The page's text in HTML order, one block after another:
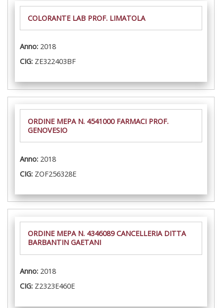
COLORANTE LAB PROF. LIMATOLA
Anno: 2018
CIG: ZE322403BF
ORDINE MEPA N. 4541000 FARMACI PROF.
GENOVESIO
Anno: 2018
CIG: ZOF256328E
ORDINE MEPA N. 4346089 CANCELLERIA DITTA
BARBANTIN GAETANI
Anno: 2018
CIG: Z2323E460E